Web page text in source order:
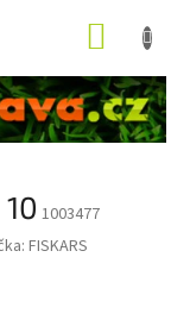
1003477
FISKARS